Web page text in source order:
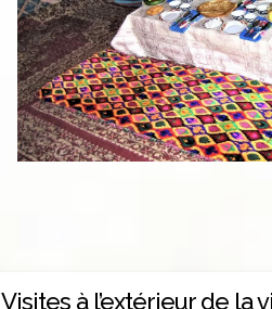
Visites à l’extérieur de la